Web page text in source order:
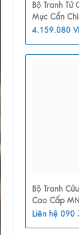
Bộ Tranh Tứ
Mục Cẩn
4.159.080
Bộ Tranh
Cao Cấp
Liên hệ 090